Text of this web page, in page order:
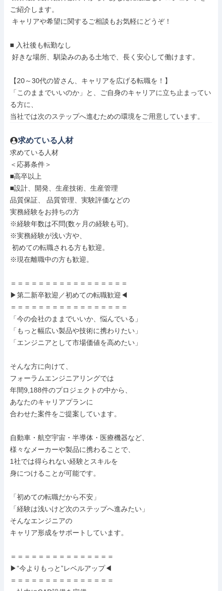
ご紹介します。
■ 入社後も転勤なし
【20～30代の皆さん、キャリアを広げる転職を！】
「このままでいいのか」と、ご自身のキャリアに立ち止まってい
る方に、
当社では次のステップへ進むための環境をご用意しています。
求めている人材
求めている人材
＜応募条件＞
■高卒以上
■設計、開発、生産技術、生産管理
品質保証、 品質管理、実験評価などの
実務経験をお持ちの方
※経験年数は不問(数ヶ月の経験も可)。
※実務経験が浅い方や、
※現在離職中の方も歓迎。
＝＝＝＝＝＝＝＝＝＝＝＝＝＝＝＝＝
▶第二新卒歓迎／初めての転職歓迎◀
＝＝＝＝＝＝＝＝＝＝＝＝＝＝＝＝＝
「今の会社のままでいいか、悩んでいる」
「もっと幅広い製品や技術に携わりたい」
「エンジニアとして市場価値を高めたい」
そんな方に向けて、
フォーラムエンジニアリングでは
年間9,188件のプロジェクトの中から、
あなたのキャリアプランに
合わせた案件をご提案しています。
自動車・航空宇宙・半導体・医療機器など、
様々なメーカーや製品に携わることで、
1社では得られない経験とスキルを
身につけることが可能です。
「初めての転職だから不安」
「経験は浅いけど次のステップへ進みたい」
そんなエンジニアの
キャリア形成をサポートしています。
＝＝＝＝＝＝＝＝＝＝＝＝＝＝＝
▶“今よりもっと”レベルアップ◀
＝＝＝＝＝＝＝＝＝＝＝＝＝＝＝